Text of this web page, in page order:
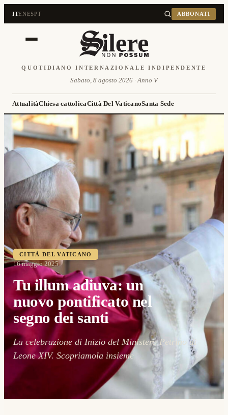
ITENESPT ABBONATI
QUOTIDIANO INTERNAZIONALE INDIPENDENTE
Sabato, 8 agosto 2026 · Anno V
AttualitàChiesa cattolicaCittà Del VaticanoSanta Sede
CITTÀ DEL VATICANO
16 maggio 2025
Tu illum adiuva: un
nuovo pontificato nel
segno dei santi
La celebrazione di Inizio del Ministero Petrino di
Leone XIV. Scopriamola insieme